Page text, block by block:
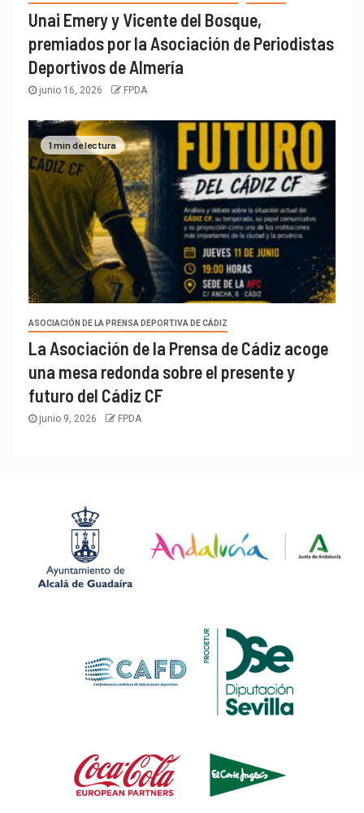
Unai Emery y Vicente del Bosque,
premiados por la Asociación de Periodistas
Deportivos de Almería
junio 16, 2026 FPDA
1 min de lectura
ASOCIACIÓN DE LA PRENSA DEPORTIVA DE CÁDIZ
La Asociación de la Prensa de Cádiz acoge
una mesa redonda sobre el presente y
futuro del Cádiz CF
junio 9, 2026 FPDA